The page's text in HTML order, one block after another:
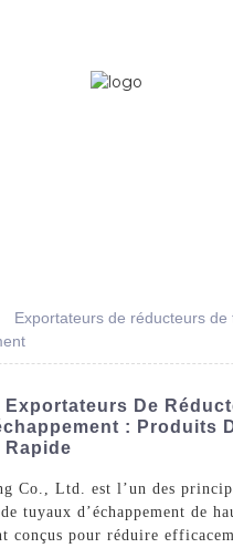
Exportateurs de réducteurs de
Exportateurs De
: Produits
Rapide
Co., Ltd. est l’un des
tuyaux d’échappement de
conçus pour réduire